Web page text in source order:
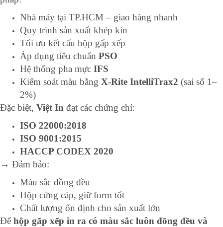
Nhà máy tại TP.HCM – giao hàng nhanh
Quy trình sản xuất khép kín
Tối ưu kết cấu hộp gấp xếp
Áp dụng tiêu chuẩn PSO
Hệ thống pha mực IFS
Kiểm soát màu bằng X-Rite IntelliTrax2 (sai số 1–
2%)
Đặc biệt, Việt In đạt các chứng chỉ:
ISO 22000:2018
ISO 9001:2015
HACCP CODEX 2020
→ Đảm bảo:
Màu sắc đồng đều
Hộp cứng cáp, giữ form tốt
Chất lượng ổn định cho sản xuất lớn
Đểhộp gấp xếp in ra có màu sắc luôn đồng đều và